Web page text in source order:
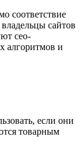
соответствие
сайтов
сео-
алгоритмов и
если они
товарным